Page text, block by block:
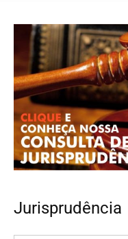
Jurisprudência